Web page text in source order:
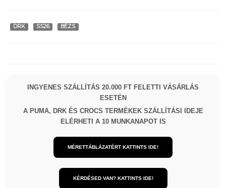
DRK SS26 BÉZS
INGYENES SZÁLLÍTÁS 20.000 FT FELETTI VÁSÁRLÁS
ESETÉN
A PUMA, DRK ÉS CROCS TERMÉKEK SZÁLLÍTÁSI IDEJE
ELÉRHETI A 10 MUNKANAPOT IS
MÉRETTÁBLÁZATÉRT KATTINTS IDE!
KÉRDÉSED VAN? KATTINTS IDE!